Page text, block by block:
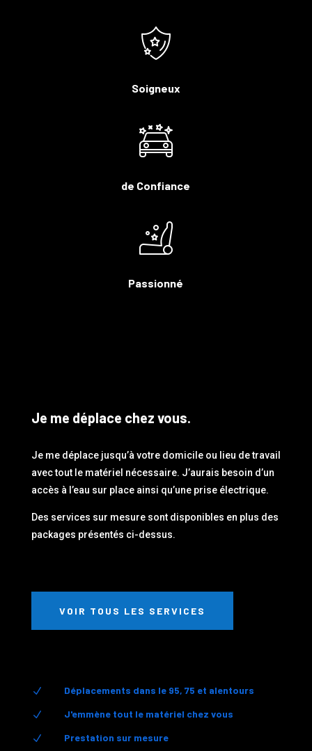
Soigneux
de Confiance
Passionné
Je me déplace chez vous.
Je me déplace jusqu’à votre domicile ou lieu de travail
avec tout le matériel nécessaire. J’aurais besoin d’un
accès à l’eau sur place ainsi qu’une prise électrique.
Des services sur mesure sont disponibles en plus des
packages présentés ci-dessus.
VOIR TOUS LES SERVICES
N Déplacements dans le 95, 75 et alentours
N J'emmène tout le matériel chez vous
N Prestation sur mesure